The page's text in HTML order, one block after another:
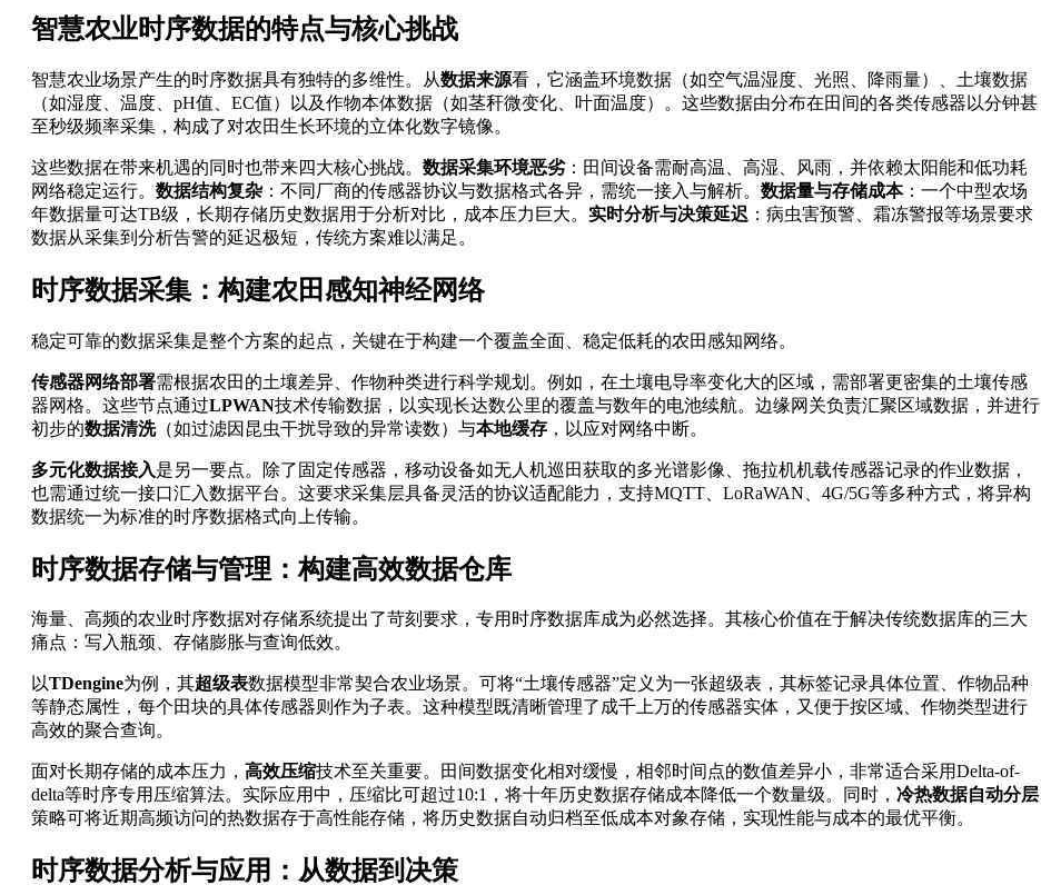
智慧农业时序数据的特点与核心挑战
智慧农业场景产生的时序数据具有独特的多维性。从数据来源看，它涵盖环境数据（如空气温湿度、光照、降雨量）、土壤数据
（如湿度、温度、pH值、EC值）以及作物本体数据（如茎秆微变化、叶面温度）。这些数据由分布在田间的各类传感器以分钟甚
至秒级频率采集，构成了对农田生长环境的立体化数字镜像。
这些数据在带来机遇的同时也带来四大核心挑战。 数据采集环境恶劣：田间设备需耐高温、高湿、风雨，并依赖太阳能和低功耗
网络稳定运行。 数据结构复杂 ：不同厂商的传感器协议与数据格式各异，需统一接入与解析。 数据量与存储成本：一个中型农场
年数据量可达TB级，长期存储历史数据用于分析对比，成本压力巨大。 实时分析与决策延迟 ：病虫害预警、霜冻警报等场景要求
数据从采集到分析告警的延迟极短，传统方案难以满足。
时序数据采集：构建农田感知神经网络
稳定可靠的数据采集是整个方案的起点，关键在于构建一个覆盖全面、稳定低耗的农田感知网络。
传感器网络部署需根据农田的土壤差异、作物种类进行科学规划。例如，在土壤电导率变化大的区域，需部署更密集的土壤传感
器网格。这些节点通过LPWAN技术传输数据，以实现长达数公里的覆盖与数年的电池续航。边缘网关负责汇聚区域数据，并进行
初步的数据清洗（如过滤因昆虫干扰导致的异常读数）与本地缓存 ，以应对网络中断。
多元化数据接入是另一要点。除了固定传感器，移动设备如无人机巡田获取的多光谱影像、拖拉机机载传感器记录的作业数据，
也需通过统一接口汇入数据平台。这要求采集层具备灵活的协议适配能力，支持MQTT、LoRaWAN、4G/5G等多种方式，将异构
数据统一为标准的时序数据格式向上传输。
时序数据存储与管理：构建高效数据仓库
海量、高频的农业时序数据对存储系统提出了苛刻要求，专用时序数据库成为必然选择。其核心价值在于解决传统数据库的三大
痛点：写入瓶颈、存储膨胀与查询低效。
以TDengine为例，其超级表数据模型非常契合农业场景。可将“土壤传感器”定义为一张超级表，其标签记录具体位置、作物品种
等静态属性，每个田块的具体传感器则作为子表。这种模型既清晰管理了成千上万的传感器实体，又便于按区域、作物类型进行
高效的聚合查询。
面对长期存储的成本压力， 高效压缩技术至关重要。田间数据变化相对缓慢，相邻时间点的数值差异小，非常适合采用Delta-of-
delta等时序专用压缩算法。实际应用中，压缩比可超过10:1，将十年历史数据存储成本降低一个数量级。同时， 冷热数据自动分层
策略可将近期高频访问的热数据存于高性能存储，将历史数据自动归档至低成本对象存储，实现性能与成本的最优平衡。
时序数据分析与应用：从数据到决策